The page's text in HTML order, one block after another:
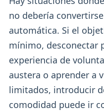
no debería
automática. Si el
mínimo, desconectar
experiencia de
austera o aprender a
limitados, introducir
comodidad puede ir